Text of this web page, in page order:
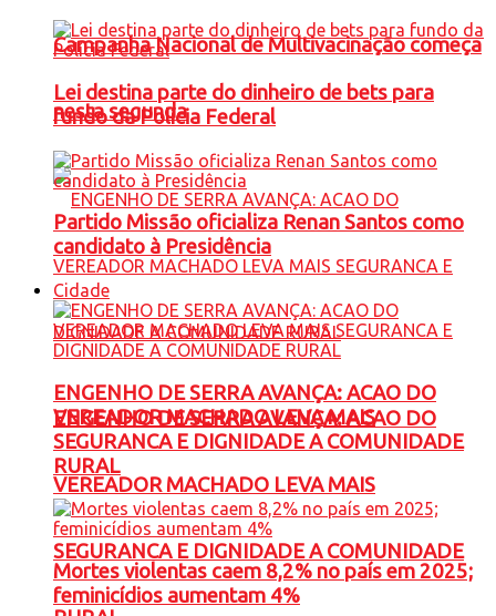
Campanha Nacional de Multivacinação começa
nesta segunda
ENGENHO DE SERRA AVANÇA: ACAO DO
VEREADOR MACHADO LEVA MAIS
SEGURANCA E DIGNIDADE A COMUNIDADE
Lei destina parte do dinheiro de bets para
fundo da Polícia Federal
Partido Missão oficializa Renan Santos como
candidato à Presidência
Cidade
ENGENHO DE SERRA AVANÇA: ACAO DO
VEREADOR MACHADO LEVA MAIS
SEGURANCA E DIGNIDADE A COMUNIDADE
RURAL
Mortes violentas caem 8,2% no país em 2025;
feminicídios aumentam 4%